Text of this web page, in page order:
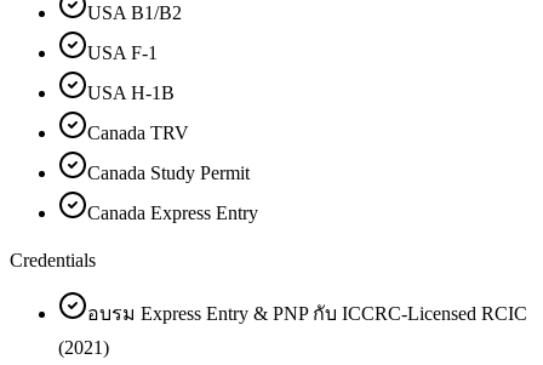
USA B1/B2
USA F-1
USA H-1B
Canada TRV
Canada Study Permit
Canada Express Entry
Credentials
อบรม Express Entry & PNP กับ ICCRC-Licensed RCIC
(2021)